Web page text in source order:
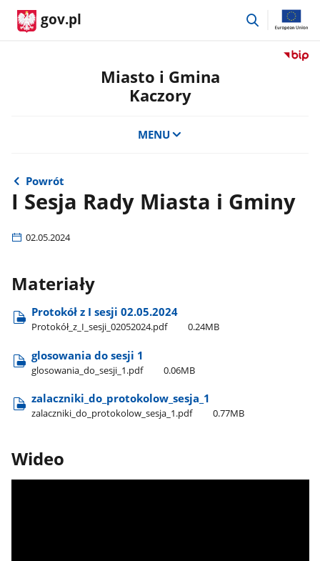
gov.pl
przejdź
Przejdź
Miasto i Gmina
Kaczory
MENU
Powrót
I Sesja Rady Miasta i Gminy
02.05.2024
Materiały
Protokół z I sesji 02.05.2024
Protokół​_z​_I​_sesji​_02052024.pdf 0.24MB
glosowania do sesji 1
glosowania​_do​_sesji​_1.pdf 0.06MB
zalaczniki​_do​_protokolow​_sesja​_1
zalaczniki​_do​_protokolow​_sesja​_1.pdf 0.77MB
Wideo